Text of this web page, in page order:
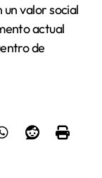
un valor social
actual
de